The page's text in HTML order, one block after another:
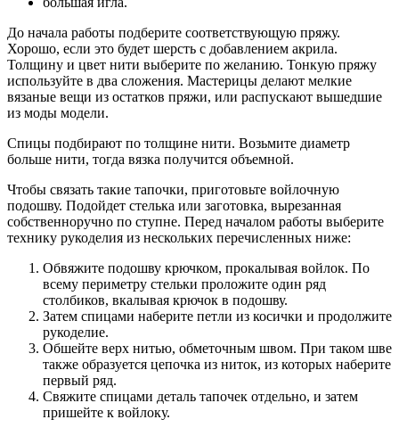
До начала работы подберите соответствующую пряжу.
Хорошо, если это будет шерсть с добавлением акрила.
Толщину и цвет нити выберите по желанию. Тонкую пряжу
используйте в два сложения. Мастерицы делают мелкие
вязаные вещи из остатков пряжи, или распускают вышедшие
из моды модели.
Спицы подбирают по толщине нити. Возьмите диаметр
больше нити, тогда вязка получится объемной.
Чтобы связать такие тапочки, приготовьте войлочную
подошву. Подойдет стелька или заготовка, вырезанная
собственноручно по ступне. Перед началом работы выберите
технику рукоделия из нескольких перечисленных ниже:
Обвяжите подошву крючком, прокалывая войлок. По
всему периметру стельки проложите один ряд
столбиков, вкалывая крючок в подошву.
Затем спицами наберите петли из косички и продолжите
рукоделие.
Обшейте верх нитью, обметочным швом. При таком шве
также образуется цепочка из ниток, из которых наберите
первый ряд.
Свяжите спицами деталь тапочек отдельно, и затем
пришейте к войлоку.